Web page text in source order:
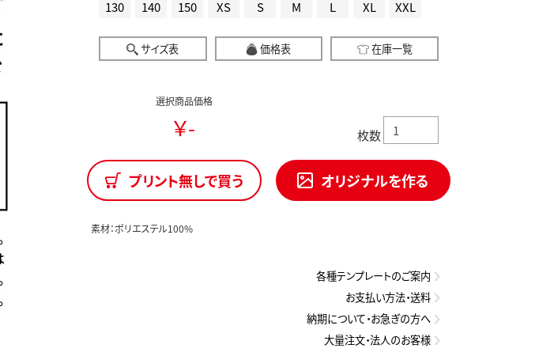
130 140 150 XS S M L XL XXL
サイズ表 価格表 在庫一覧
選択商品価格
￥- 枚数
プリント無しで買う オリジナルを作る
素材：ポリエステル100%
各種テンプレートのご案内
お支払い方法・送料
納期について・お急ぎの方へ
大量注文・法人のお客様